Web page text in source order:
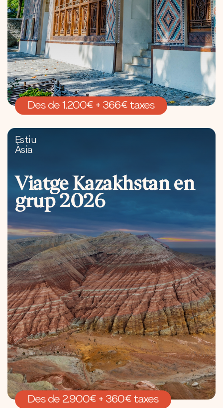
Des de 1.200€ + 366€ taxes
Estiu
Àsia
Viatge Kazakhstan en
grup 2026
Des de 2.900€ + 360€ taxes